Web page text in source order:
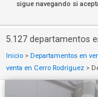
sigue navegando si
5.127 departamentos
Inicio > Departamentos en
venta en Cerro Rodríguez >